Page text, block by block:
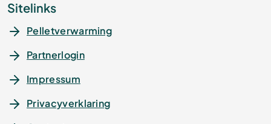
Sitelinks
Pelletverwarming
Partnerlogin
Impressum
Privacyverklaring